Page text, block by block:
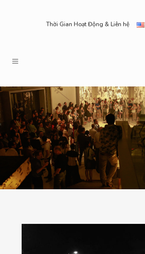
Thời Gian Hoạt Động & Liên hệ